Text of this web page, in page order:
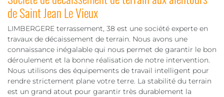
de Saint Jean Le Vieux
LIMBERGERE terrassement, 38 est une société experte en
travaux de décaissement de terrain. Nous avons une
connaissance inégalable qui nous permet de garantir le bon
déroulement et la bonne réalisation de notre intervention.
Nous utilisons des équipements de travail intelligent pour
rendre strictement plane votre terre. La stabilité du terrain
est un grand atout pour garantir très durablement la